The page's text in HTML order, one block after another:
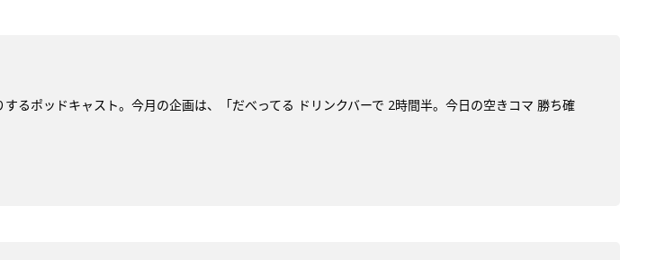
るポッドキャスト。今月の企画は、「だべってる ドリンクバーで 2時間半。今日の空きコマ 勝ち確